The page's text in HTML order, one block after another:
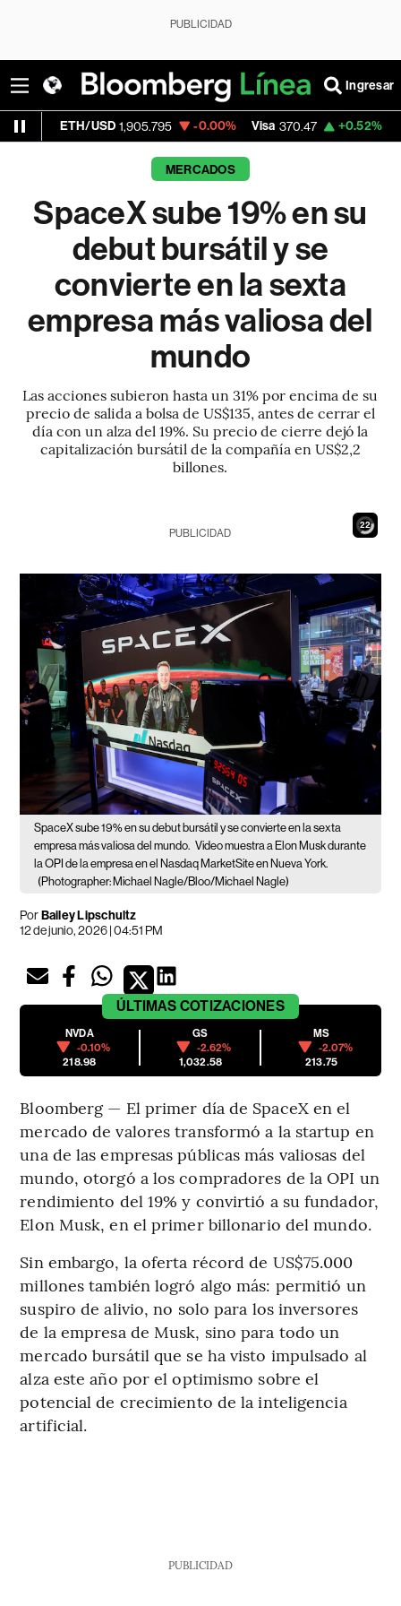
PUBLICIDAD
Ingresar
1,905.795 -0.00% Visa 370.47 +0.52% MercadoLibre
MERCADOS
SpaceX sube 19% en su
debut bursátil y se
convierte en la sexta
empresa más valiosa del
mundo
Las acciones subieron hasta un 31% por encima de su
precio de salida a bolsa de US$135, antes de cerrar el
día con un alza del 19%. Su precio de cierre dejó la
capitalización bursátil de la compañía en US$2,2
billones.
21
PUBLICIDAD
SpaceX sube 19% en su debut bursátil y se convierte en la sexta
empresa más valiosa del mundo. Video muestra a Elon Musk durante
la OPI de la empresa en el Nasdaq MarketSite en Nueva York.
(Photographer: Michael Nagle/Bloo/Michael Nagle)
PorBailey Lipschultz
12 de junio, 2026 | 04:51 PM
ÚLTIMAS COTIZACIONES
NVDA
-0.10%
218.98
GS
-2.62%
1,032.58
MS
-2.07%
213.75
Bloomberg — El primer día de SpaceX en el
mercado de valores transformó a la startup en
una de las empresas públicas más valiosas del
mundo, otorgó a los compradores de la OPI un
rendimiento del 19% y convirtió a su fundador,
Elon Musk, en el primer billonario del mundo.
Sin embargo, la oferta récord de US$75.000
millones también logró algo más: permitió un
suspiro de alivio, no solo para los inversores
de la empresa de Musk, sino para todo un
mercado bursátil que se ha visto impulsado al
alza este año por el optimismo sobre el
potencial de crecimiento de la inteligencia
artificial.
PUBLICIDAD